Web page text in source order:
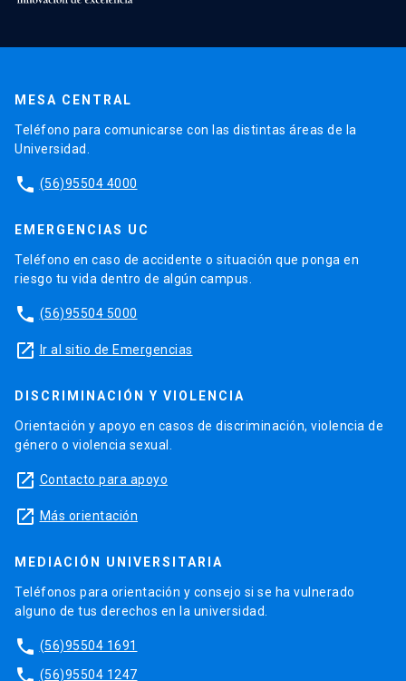
MESA CENTRAL
Teléfono para comunicarse con las distintas áreas de la
Universidad.
phone (56)95504 4000
EMERGENCIAS UC
Teléfono en caso de accidente o situación que ponga en
riesgo tu vida dentro de algún campus.
phone (56)95504 5000
launch Ir al sitio de Emergencias
DISCRIMINACIÓN Y VIOLENCIA
Orientación y apoyo en casos de discriminación, violencia de
género o violencia sexual.
launch Contacto para apoyo
launch Más orientación
MEDIACIÓN UNIVERSITARIA
Teléfonos para orientación y consejo si se ha vulnerado
alguno de tus derechos en la universidad.
phone (56)95504 1691
phone (56)95504 1247